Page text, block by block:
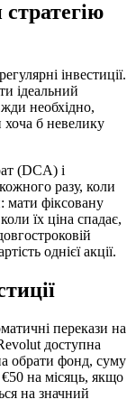
інвестиції.
ідеальний
необхідно,
хоча б невелику
(DCA) і
разу, коли
мати фіксовану
їх ціна спадає,
однієї акції.
перекази на
доступна
обрати фонд, суму
на місяць, якщо
на значний